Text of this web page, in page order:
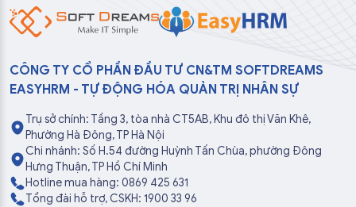
CÔNG TY CỔ PHẦN ĐẦU TƯ CN&TM SOFTDREAMS
EASYHRM - TỰ ĐỘNG HÓA QUẢN TRỊ NHÂN SỰ
Trụ sở chính: Tầng 3, tòa nhà CT5AB, Khu đô thị Văn Khê,
Phường Hà Đông, TP Hà Nội
Chi nhánh: Số H.54 đường Huỳnh Tấn Chùa, phường Đông
Hưng Thuận, TP Hồ Chí Minh
Hotline mua hàng: 0869 425 631
Tổng đài hỗ trợ, CSKH: 1900 33 96